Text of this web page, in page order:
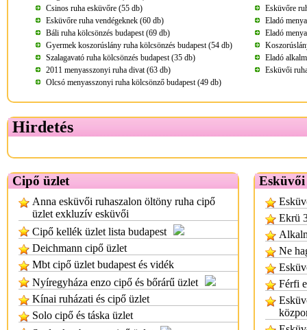
Csinos ruha esküvőre (55 db)
Esküvőre
Esküvőre ruha vendégeknek (60 db)
Eladó
Báli ruha kölcsönzés budapest (69 db)
Eladó
Gyermek koszorúslány ruha kölcsönzés budapest (54 db)
Szalagavató ruha kölcsönzés budapest (35 db)
Eladó
2011 menyasszonyi ruha divat (63 db)
Esküvői
Olcsó menyasszonyi ruha kölcsönző budapest (49 db)
Hirdetés
Cipő üzlet
Anna esküvői ruhaszalon öltöny ruha cipő
üzlet exkluzív esküvői
Cipő kellék üzlet lista budapest
Deichmann cipő üzlet
Mbt cipő üzlet budapest és vidék
Nyíregyháza enzo cipő és bőrárű üzlet
Kínai ruházati és cipő üzlet
Solo cipő és táska üzlet
Esküvői
Ekrü
Ne
Férfi